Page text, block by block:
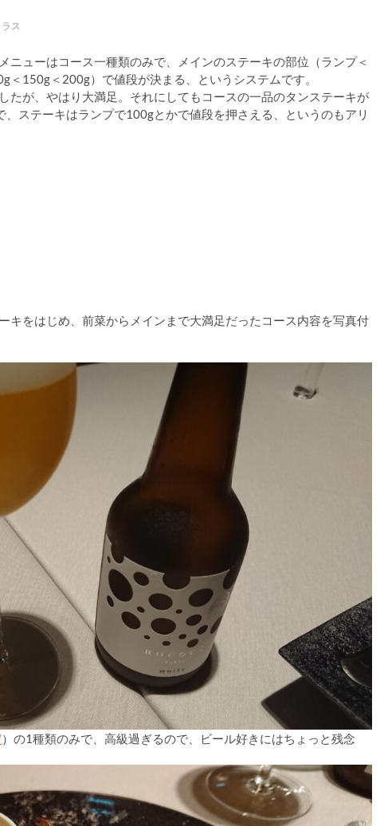
ス
ューはコース一種類のみで、メインのステーキの部位（ランプ＜
150g＜200g）で値段が決まる、というシステムです。
が、やはり大満足。それにしてもコースの一品のタンステーキが
ステーキはランプで100gとかで値段を押さえる、というのもアリ
キをはじめ、前菜からメインまで大満足だったコース内容を写真付
）の1種類のみで、高級過ぎるので、ビール好きにはちょっと残念